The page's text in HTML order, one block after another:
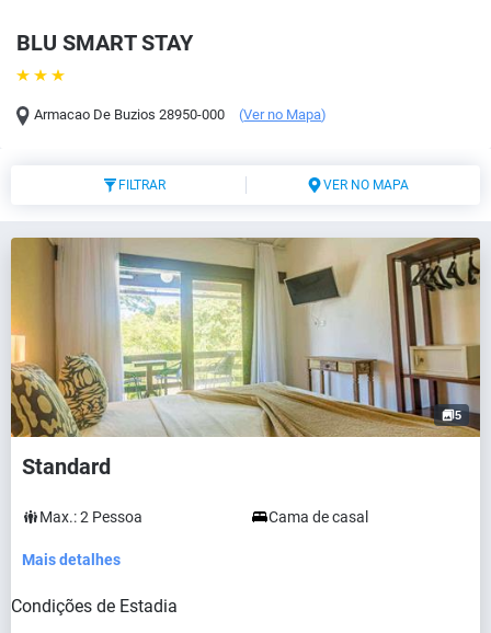
BLU SMART STAY
Armacao De Buzios 28950-000 (Ver no Mapa)
FILTRAR VER NO MAPA
5
Standard
Max.:2 Pessoa Cama de casal
Mais detalhes
Condições de Estadia